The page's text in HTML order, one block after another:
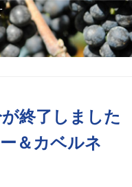
終了しました
＆カベルネ